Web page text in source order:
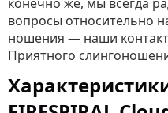
вопросы относительно
ношения — наши
Приятного